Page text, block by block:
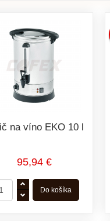
na víno EKO 10 l
95,94 €